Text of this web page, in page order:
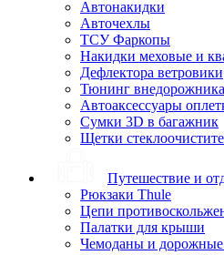
Автонакидки
Авточехлы
ТСУ Фаркопы
Накидки меховые и
Дефлектора ветровики
Тюнинг внедорожника
Автоаксессуары
Сумки 3D в багажник
Щетки
Путешествие и
Рюкзаки Thule
Цепи
Палатки для крыши
Чемоданы и